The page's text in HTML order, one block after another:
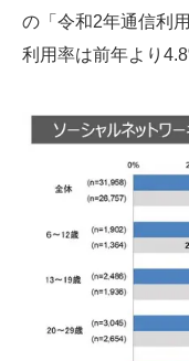
の「令和2年通信利
利用率は前年より